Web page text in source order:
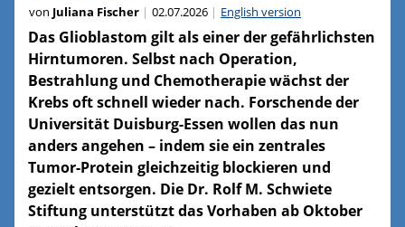
von Juliana Fischer 02.07.2026 English version
Das Glioblastom gilt als einer der gefährlichsten
Hirntumoren. Selbst nach Operation,
Bestrahlung und Chemotherapie wächst der
Krebs oft schnell wieder nach. Forschende der
Universität Duisburg-Essen wollen das nun
anders angehen – indem sie ein zentrales
Tumor-Protein gleichzeitig blockieren und
gezielt entsorgen. Die Dr. Rolf M. Schwiete
Stiftung unterstützt das Vorhaben ab Oktober